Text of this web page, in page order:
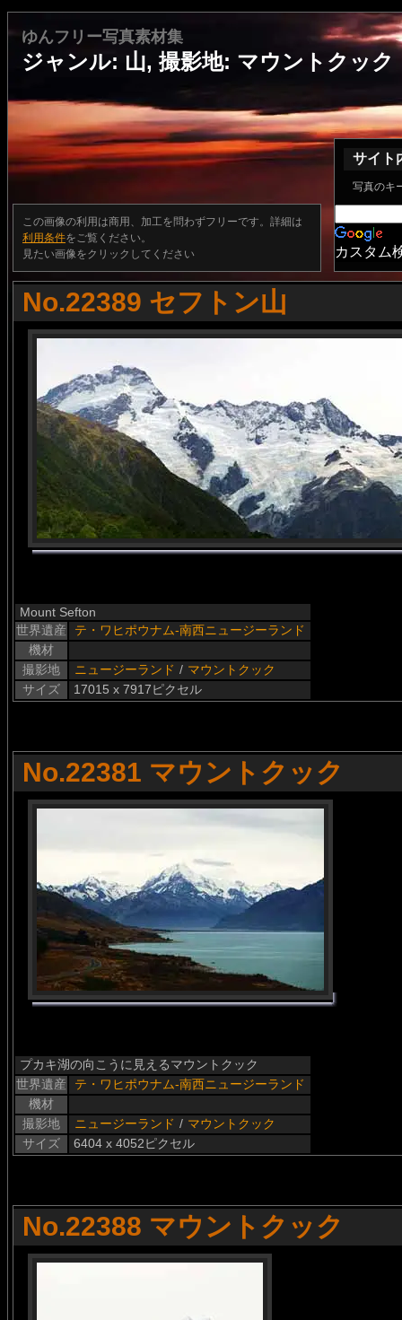
ゆんフリー写真素材集
ジャンル: 山, 撮影地: マウントクック
この画像の利用は商用、加工を問わずフリーです。詳細は
利用条件をご覧ください。
見たい画像をクリックしてください
サイト
写真のキ
カスタム
No.22389 セフトン山
Mount Sefton
世界遺産
テ・ワヒポウナム-南西ニュージーランド
機材
撮影地
ニュージーランド / マウントクック
サイズ
17015 x 7917ピクセル
No.22381 マウントクック
プカキ湖の向こうに見えるマウントクック
世界遺産
テ・ワヒポウナム-南西ニュージーランド
機材
撮影地
ニュージーランド / マウントクック
サイズ
6404 x 4052ピクセル
No.22388 マウントクック